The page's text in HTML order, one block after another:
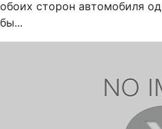
обоих сторон автомобиля
бы...